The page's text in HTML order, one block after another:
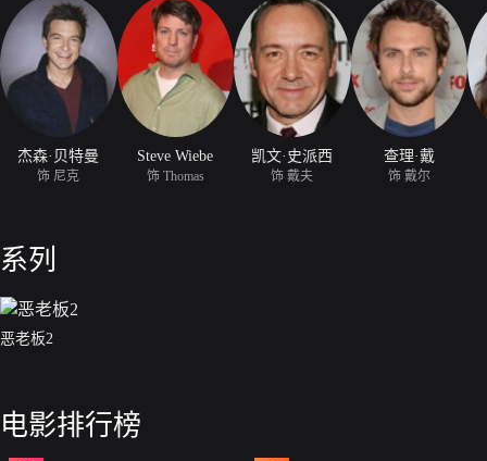
杰森·贝特曼
饰 尼克
Steve Wiebe
饰 Thomas
凯文·史派西
饰 戴夫
查理·戴
饰 戴尔
系列
恶老板2
电影排行榜